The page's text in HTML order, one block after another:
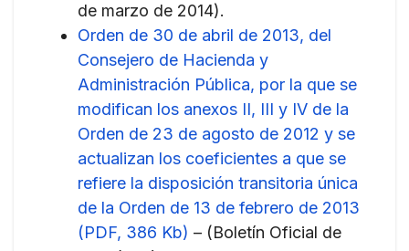
de marzo de 2014).
Orden de 30 de abril de 2013, del
Consejero de Hacienda y
Administración Pública, por la que se
modifican los anexos II, III y IV de la
Orden de 23 de agosto de 2012 y se
actualizan los coeficientes a que se
refiere la disposición transitoria única
de la Orden de 13 de febrero de 2013
(PDF, 386 Kb) – (Boletín Oficial de